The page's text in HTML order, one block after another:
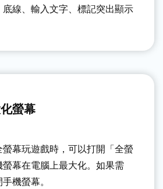
線、輸入文字、標記突出顯示
螢幕
幕玩遊戲時，可以打開「全螢
幕在電腦上最大化。如果需
機螢幕。